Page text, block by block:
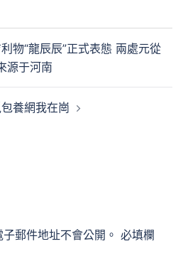
物“龍辰辰”正式表態 兩處元從
源于河南
養網我在崗
郵件地址不會公開。 必填欄